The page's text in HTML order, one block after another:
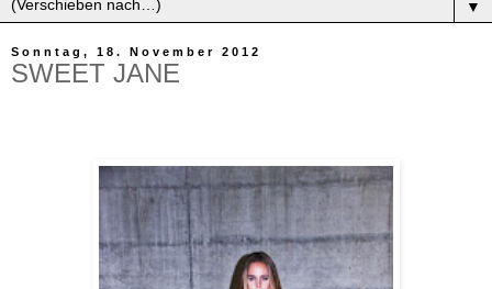
▼
Sonntag, 18. November 2012
SWEET JANE